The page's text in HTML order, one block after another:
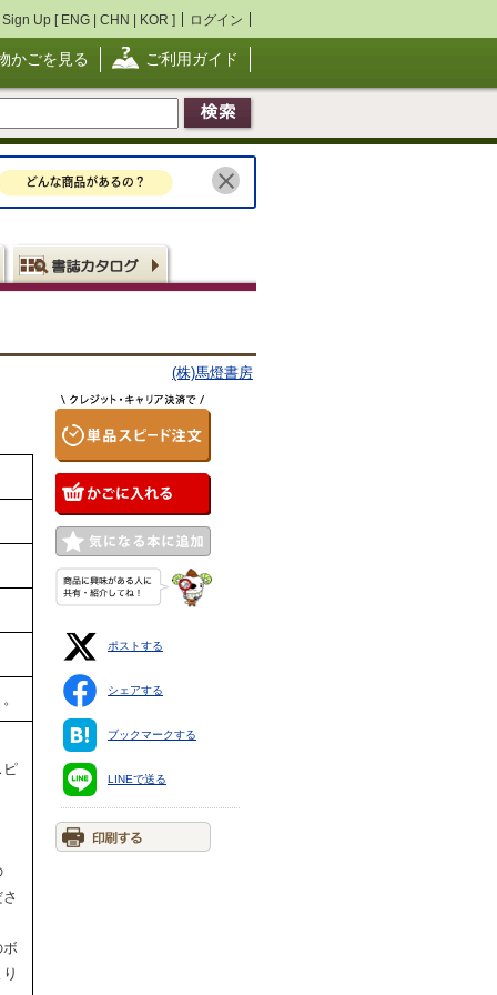
Sign Up [ ENG | CHN | KOR ] ログイン
かごを見る ご利用ガイド
(株)馬燈書房
ピ
ポストする
シェアする
ブックマークする
LINEで送る